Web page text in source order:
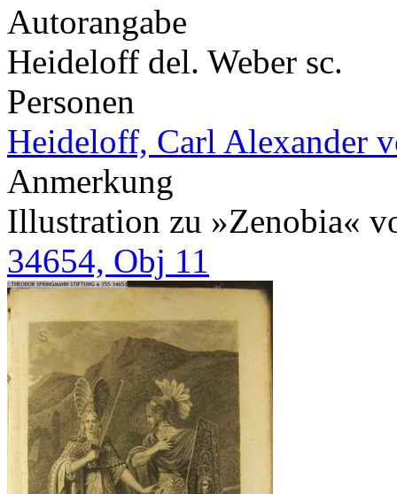
Autorangabe
Heideloff del. Weber sc.
Personen
Heideloff, Carl Alexander
Anmerkung
Illustration zu »Zenobia«
34654, Obj 11